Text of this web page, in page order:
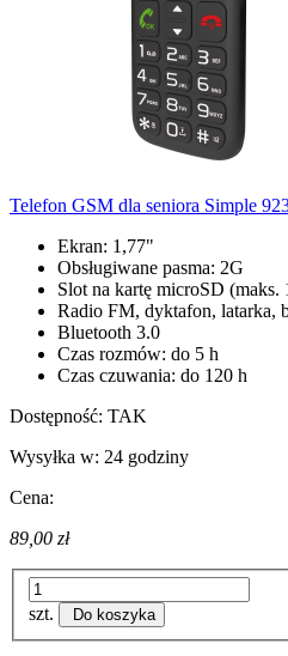
Telefon GSM dla seniora Simple
Ekran: 1,77"
Obsługiwane pasma: 2G
Slot na kartę microSD (maks.
Radio FM, dyktafon, latarka,
Bluetooth 3.0
Czas rozmów: do 5 h
Czas czuwania: do 120 h
Dostępność: TAK
Wysyłka w: 24 godziny
Cena:
89,00 zł
szt. Do koszyka